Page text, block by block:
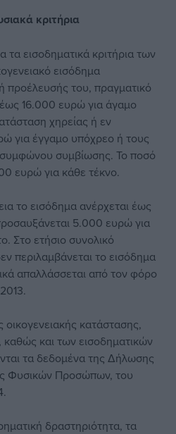
κριτήρια
εισοδηματικά κριτήρια των
εισόδημα
προέλευσής του, πραγματικό
έως 16.000 ευρώ για άγαμο
χηρείας ή εν
για έγγαμο υπόχρεο ή τους
συμβίωσης. Το ποσό
ευρώ για κάθε τέκνο.
το εισόδημα ανέρχεται έως
5.000 ευρώ για
Στο ετήσιο συνολικό
περιλαμβάνεται το εισόδημα
απαλλάσσεται από τον φόρο
οικογενειακής κατάστασης,
και των εισοδηματικών
τα δεδομένα της Δήλωσης
Φυσικών Προσώπων, του
δραστηριότητα, τα